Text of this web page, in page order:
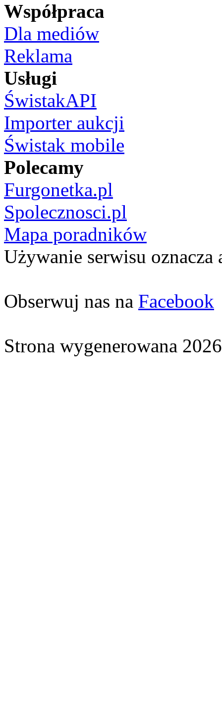
Współpraca
Dla mediów
Reklama
Usługi
ŚwistakAPI
Importer aukcji
Świstak mobile
Polecamy
Furgonetka.pl
Spolecznosci.pl
Mapa poradników
Używanie serwisu oznacza
Obserwuj nas na Facebook
Strona wygenerowana